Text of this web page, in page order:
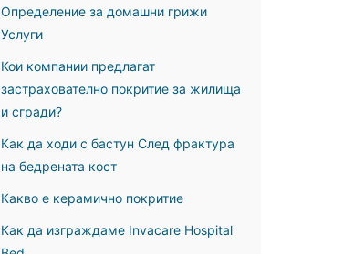
Определение за домашни грижи
Услуги
Кои компании предлагат
застрахователно покритие за жилища
и сгради?
Как да ходи с бастун След фрактура
на бедрената кост
Какво е керамично покритие
Как да изграждаме Invacare Hospital